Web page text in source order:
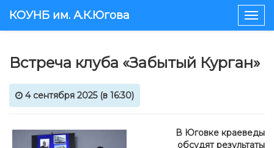
КОУНБ им. А.К.Югова
Встреча клуба «Забытый Курган»
4 сентября 2025 (в 16:30)
В Юговке краеведы
обсудят результаты